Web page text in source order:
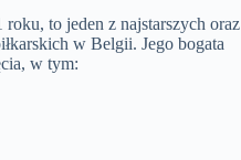
roku, to jeden z najstarszych oraz
w Belgii. Jego bogata
w tym: